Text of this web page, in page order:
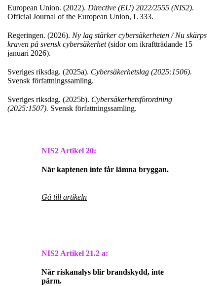
European Union. (2022). Directive (EU) 2022/2555 (NIS2).
Official Journal of the European Union, L 333.
Regeringen. (2026). Ny lag stärker cybersäkerheten / Nu skärps
kraven på svensk cybersäkerhet(sidor om ikraftträdande 15
januari 2026).
Sveriges riksdag. (2025a). Cybersäkerhetslag (2025:1506).
Svensk författningssamling.
Sveriges riksdag. (2025b). Cybersäkerhetsförordning
(2025:1507). Svensk författningssamling.
NIS2 Artikel 20:
När kaptenen inte får lämna bryggan.
Gå till artikeln
NIS2 Artikel21.2 a:
När riskanalys blir brandskydd, inte
pärm.